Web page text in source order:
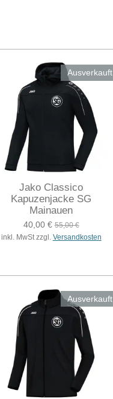
Ausverkauft
Jako Classico
Kapuzenjacke SG
Mainauen
40,00 € 55,00 €
inkl. MwSt zzgl. Versandkosten
Ausverkauft